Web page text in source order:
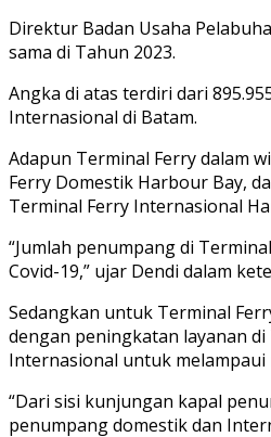
Direktur Badan Usaha
sama di Tahun 2023.
Angka di atas terdiri dari
Internasional di Batam.
Adapun Terminal Ferry dalam
Ferry Domestik Harbour Bay,
Terminal Ferry Internasional
“Jumlah penumpang di
Covid-19,” ujar Dendi dalam
Sedangkan untuk Terminal
dengan peningkatan layanan
Internasional untuk melampaui
“Dari sisi kunjungan kapal
penumpang domestik dan